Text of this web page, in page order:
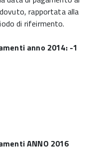
rapportata alla
di rifeirmento.
anno 2014: -1
ANNO 2016